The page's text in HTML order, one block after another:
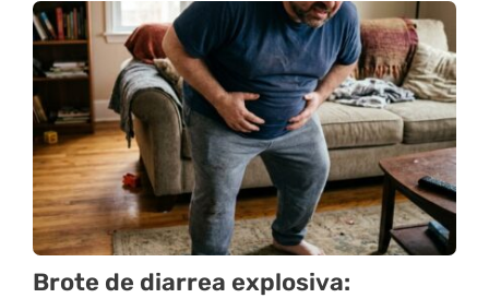
Brote de diarrea explosiva: